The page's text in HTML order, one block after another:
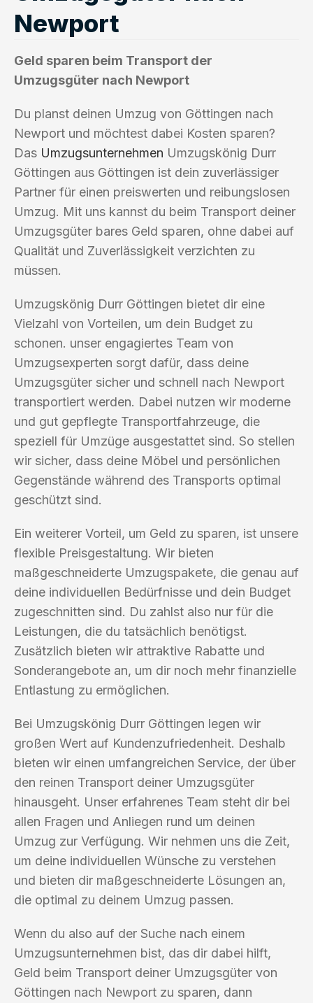
Newport
Geld sparen beim Transport der
Umzugsgüter nach Newport
Du planst deinen Umzug von Göttingen nach
Newport und möchtest dabei Kosten sparen?
Das Umzugsunternehmen Umzugskönig Durr
Göttingen aus Göttingen ist dein zuverlässiger
Partner für einen preiswerten und reibungslosen
Umzug. Mit uns kannst du beim Transport deiner
Umzugsgüter bares Geld sparen, ohne dabei auf
Qualität und Zuverlässigkeit verzichten zu
müssen.
Umzugskönig Durr Göttingen bietet dir eine
Vielzahl von Vorteilen, um dein Budget zu
schonen. unser engagiertes Team von
Umzugsexperten sorgt dafür, dass deine
Umzugsgüter sicher und schnell nach Newport
transportiert werden. Dabei nutzen wir moderne
und gut gepflegte Transportfahrzeuge, die
speziell für Umzüge ausgestattet sind. So stellen
wir sicher, dass deine Möbel und persönlichen
Gegenstände während des Transports optimal
geschützt sind.
Ein weiterer Vorteil, um Geld zu sparen, ist unsere
flexible Preisgestaltung. Wir bieten
maßgeschneiderte Umzugspakete, die genau auf
deine individuellen Bedürfnisse und dein Budget
zugeschnitten sind. Du zahlst also nur für die
Leistungen, die du tatsächlich benötigst.
Zusätzlich bieten wir attraktive Rabatte und
Sonderangebote an, um dir noch mehr finanzielle
Entlastung zu ermöglichen.
Bei Umzugskönig Durr Göttingen legen wir
großen Wert auf Kundenzufriedenheit. Deshalb
bieten wir einen umfangreichen Service, der über
den reinen Transport deiner Umzugsgüter
hinausgeht. Unser erfahrenes Team steht dir bei
allen Fragen und Anliegen rund um deinen
Umzug zur Verfügung. Wir nehmen uns die Zeit,
um deine individuellen Wünsche zu verstehen
und bieten dir maßgeschneiderte Lösungen an,
die optimal zu deinem Umzug passen.
Wenn du also auf der Suche nach einem
Umzugsunternehmen bist, das dir dabei hilft,
Geld beim Transport deiner Umzugsgüter von
Göttingen nach Newport zu sparen, dann